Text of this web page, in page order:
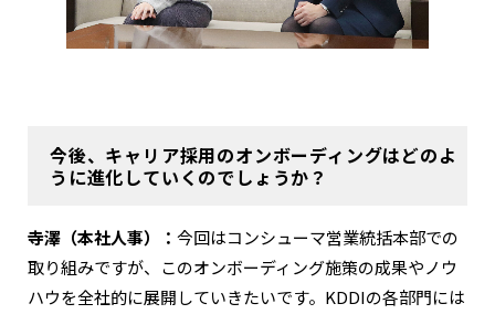
今後、キャリア採用のオンボーディングはどのよ
うに進化していくのでしょうか？
寺澤（本社人事）： 今回はコンシューマ営業統括本部での
取り組みですが、このオンボーディング施策の成果やノウ
ハウを全社的に展開していきたいです。KDDIの各部門には